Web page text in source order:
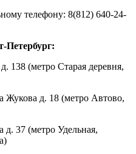
телефону: 8(812) 640-24-
Петербург:
138 (метро Старая деревня,
Жукова д. 18 (метро Автово,
д. 37 (метро Удельная,